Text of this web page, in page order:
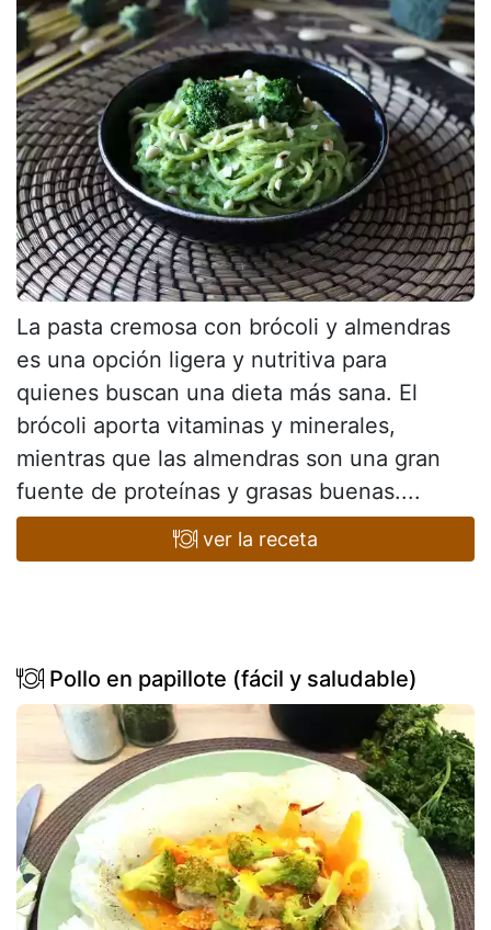
La pasta cremosa con brócoli y almendras
es una opción ligera y nutritiva para
quienes buscan una dieta más sana. El
brócoli aporta vitaminas y minerales,
mientras que las almendras son una gran
fuente de proteínas y grasas buenas....
ver la receta
Pollo en papillote (fácil y saludable)